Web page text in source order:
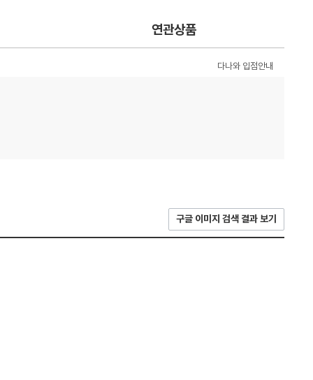
연관상품
다나와 입점안내
구글 이미지 검색 결과 보기